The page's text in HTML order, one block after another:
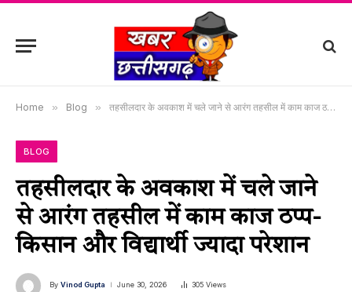
Home » Blog » तहसीलदार के अवकाश में चले जाने से आरंग तहसील में काम काज ठप्प-किसान और विद्यार्थी ज्यादा परेशान
BLOG
तहसीलदार के अवकाश में चले जाने
से आरंग तहसील में काम काज ठप्प-
किसान और विद्यार्थी ज्यादा परेशान
By Vinod Gupta June 30, 2026 305 Views